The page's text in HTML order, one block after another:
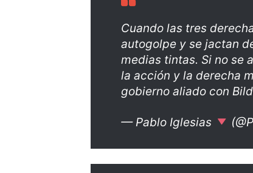
Cuando las tres
autogolpe y se jactan
medias tintas. Si no se
la acción y la derecha
gobierno aliado con
— Pablo Iglesias